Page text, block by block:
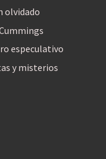
olvidado
especulativo
y misterios